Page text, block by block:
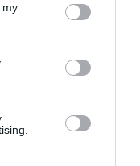
my
και δε μπορούμε να
και το γεγονός
σε πολύ ρηχά
πέντε μέτρα.